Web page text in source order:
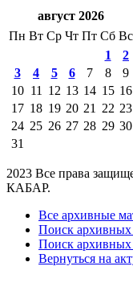
август 2026
Пн Вт Ср Чт Пт Сб Вс
1
2
3
4 5 6 7 8
9
10 11 12 13 14 15 16
17 18 19 20 21 22 23
24 25 26 27 28 29 30
31
2023 Все права
КАБАР.
Все архивные
Поиск архивных
Поиск архивных
Вернуться на